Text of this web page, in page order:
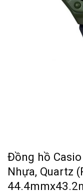
Đồng hồ Casio
Nhựa, Quartz